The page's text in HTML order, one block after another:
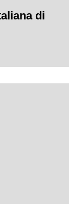
di